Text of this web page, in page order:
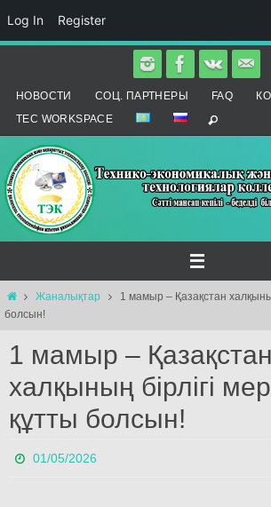
content
Log In Register
НОВОСТИ СОЦ. ПАРТНЕРЫ FAQ
TEC WORKSPACE
HomeЖаналықтар
1 мамыр – Қазақстан
болсын!
1 мамыр – Қазақстан
халқының бірлігі
құтты болсын!
01/05/2026